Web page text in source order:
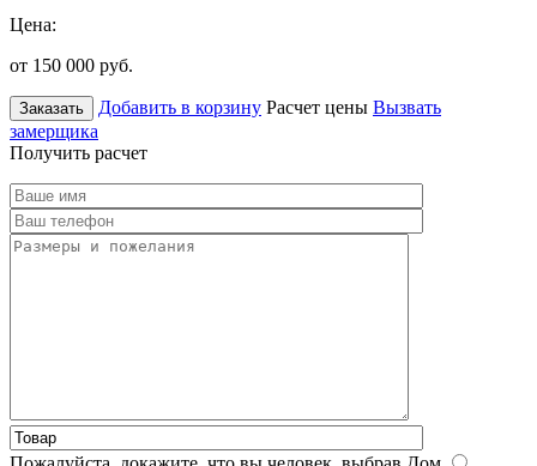
Цена:
от 150 000 руб.
Заказать Добавить в корзину Расчет цены Вызвать
замерщика
Получить расчет